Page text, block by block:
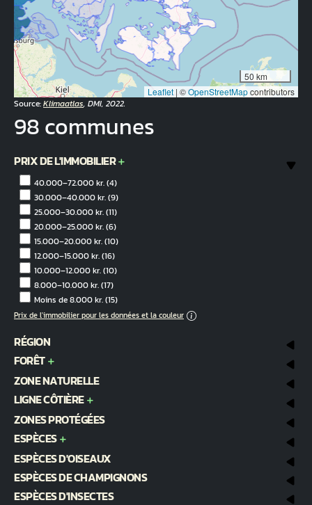
PRIX DE L'IMMOBILIER
40.000–72.000 kr.(4)
30.000–40.000 kr.(9)
25.000–30.000 kr.(11)
20.000–25.000 kr.(6)
15.000–20.000 kr.(10)
12.000–15.000 kr.(16)
10.000–12.000 kr.(10)
8.000–10.000 kr.(17)
Moins de 8.000 kr.(15)
Prix de l'immobilier pour les données et la couleur
RÉGION
FORÊT
ZONE NATURELLE
LIGNE CÔTIÈRE
ZONES PROTÉGÉES
ESPÈCES
ESPÈCES D'OISEAUX
ESPÈCES DE CHAMPIGNONS
ESPÈCES D'INSECTES
50 km
Leaflet | ©OpenStreetMapcontributors
Source:Klimaatlas, DMI, 2022.
98 communes